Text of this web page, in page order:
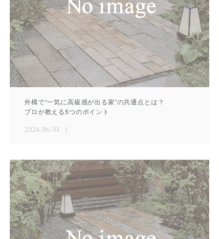
外構で“一気に高級感が出る家”の共通点とは？
プロが教える5つのポイント
2026.06.01